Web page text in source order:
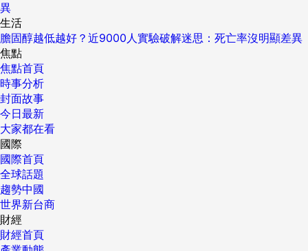
生活
膽固醇越低越好？近9000人實驗破解迷思：死亡率沒明顯差異
焦點
焦點首頁
時事分析
封面故事
今日最新
大家都在看
國際
國際首頁
全球話題
趨勢中國
世界新台商
財經
財經首頁